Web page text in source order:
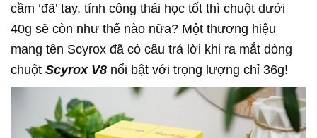
cầm ‘đã’ tay, tính công thái học tốt thì chuột dưới
40g sẽ còn như thế nào nữa? Một thương hiệu
mang tên Scyrox đã có câu trả lời khi ra mắt dòng
chuột Scyrox V8 nổi bật với trọng lượng chỉ 36g!